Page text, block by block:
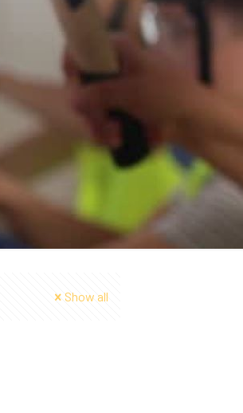
Show all